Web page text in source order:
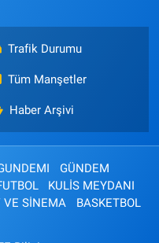
Trafik Durumu
Tüm Manşetler
Haber Arşivi
GÜNDEM
KULİS MEYDANI
VE SİNEMA BASKETBOL